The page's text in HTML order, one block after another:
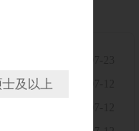
及以上